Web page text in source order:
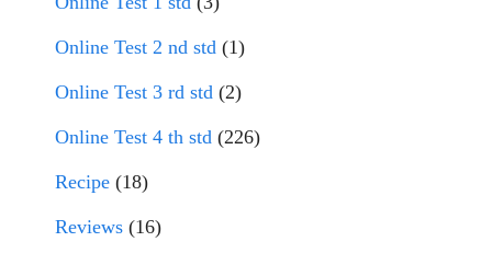
Online Test 2 nd std (1)
Online Test 3 rd std (2)
Online Test 4 th std (226)
Recipe (18)
Reviews (16)